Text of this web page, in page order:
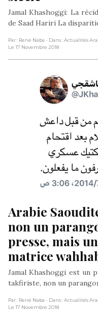
Jamal Khashoggi: La
de Saad Hariri La
Par : René Naba - Dans : Actualités
Le 17 Novembre 2018
Arabie
non un
presse, mais
matrice
Jamal Khashoggi est un
takfiriste, non un
Par : René Naba - Dans : Actualités
Le 17 Novembre 2018